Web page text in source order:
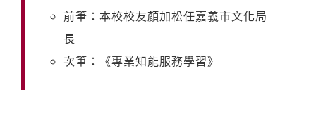
前筆：本校校友顏加松任嘉義市文化局
長
次筆：《專業知能服務學習》